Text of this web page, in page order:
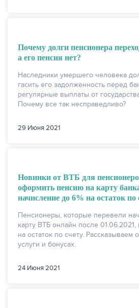
Почему долги пенсионера
а его пенсия нет?
Наследники умершего человека
гасить его задолженность перед
регулярные выплаты от
Почему все так несправедливо?
29 Июня 2021
Новинки от ВТБ для
оформить пенсию на карту
начисление до 6% на остаток по
Пенсионеры, которые перевели
карту ВТБ онлайн после 01.06.2021,
на остаток по счету. Рассказываем
услуги и бонусах.
24 Июня 2021